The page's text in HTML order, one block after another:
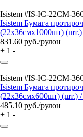
Isistem #IS-IC-22CM-
Isistem Бумага
(22x36смx1000шт)
831.60 руб./рулон
+ 1 -
Isistem #IS-IC-22CM-
Isistem Бумага
(22x36смx600шт) (шт.)
485.10 руб./рулон
+ 1 -